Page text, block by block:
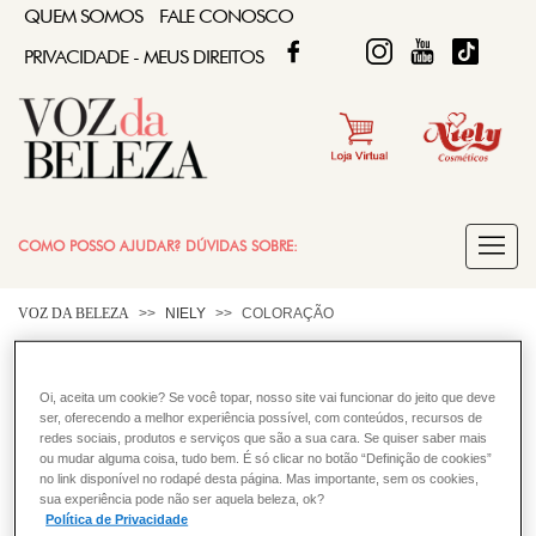
QUEM SOMOS
FALE CONOSCO
PRIVACIDADE - MEUS DIREITOS
FACEBOOK
TWITTERFIQUE DIVAFIQUE DIVA
COMO POSSO AJUDAR? DÚVIDAS SOBRE:
COLORAÇÃO
CABELO
VOZ DA BELEZA NIELY COLORAÇÃO
Quais os erros mais comuns
antes e depois de aplicar tintura
nos cabelos?
Durante a aplicação da sua tintura confira as informações
Oi, aceita um cookie? Se você topar, nosso site vai funcionar do jeito que deve
ser, oferecendo a melhor experiência possível, com conteúdos, recursos de
redes sociais, produtos e serviços que são a sua cara. Se quiser saber mais
ou mudar alguma coisa, tudo bem. É só clicar no botão “Definição de cookies”
no link disponível no rodapé desta página. Mas importante, sem os cookies,
sua experiência pode não ser aquela beleza, ok?
Política de Privacidade